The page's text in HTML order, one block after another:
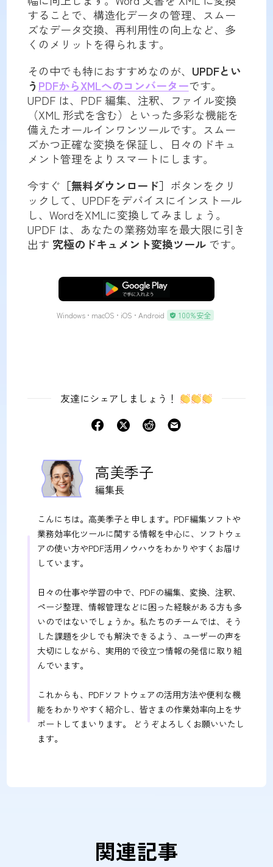
することで、構造化データの管理、スムー
ズなデータ交換、再利用性の向上など、多
くのメリットを得られます。
その中でも特におすすめなのが、 UPDFとい
うPDFからXMLへのコンバーターです。
UPDF は、PDF 編集、注釈、ファイル変換
（XML 形式を含む）といった多彩な機能を
備えたオールインワンツールです。スムー
ズかつ正確な変換を保証し、日々のドキュ
メント管理をよりスマートにします。
今すぐ ［無料ダウンロード］ ボタンをクリ
ックして、UPDFをデバイスにインストール
し、WordをXMLに変換してみましょう。
UPDF は、あなたの業務効率を最大限に引き
出す 究極のドキュメント変換ツールです。
無料ダウンロード
Windows • macOS • iOS • Android 100%安全
友達にシェアしましょう！
高美季子
編集長
こんにちは。高美季子と申します。PDF編集ソフトや
業務効率化ツールに関する情報を中心に、ソフトウェ
アの使い方やPDF活用ノウハウをわかりやすくお届け
しています。
日々の仕事や学習の中で、PDFの編集、変換、注釈、
ページ整理、情報管理などに困った経験がある方も多
いのではないでしょうか。私たちのチームでは、そう
した課題を少しでも解決できるよう、ユーザーの声を
大切にしながら、実用的で役立つ情報の発信に取り組
んでいます。
これからも、PDFソフトウェアの活用方法や便利な機
能をわかりやすく紹介し、皆さまの作業効率向上をサ
ポートしてまいります。 どうぞよろしくお願いいたし
ます。
関連記事